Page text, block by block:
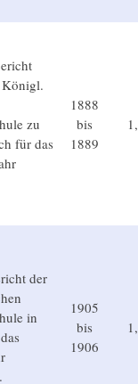
zu
für das
1888
bis
1889
der
in
1905
bis
1906